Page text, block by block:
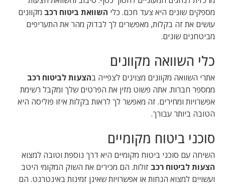
מספקים שונים היא צעד חכם. כלי השוואת ביטוח רכב מקוונים
עושים את זה בקלות, מאפשרים לך לבדוק מהר את התעריפים
מביטחנים שונים.
כלי השוואה מקוונים
אתרי השוואה מקוונים מצוינים לצפייה בהצעות לביטוח רכב
ממספר חברות. אתה פשוט מזין את הפרטים שלך ומקבל רשימת
אפשרויות ומחירים. זה מאפשר לך לראות בקלות איזו פוליסה היא
הטובה ביותר עבורך.
סוכני ביטוח מקומיים
השיחה עם סוכני ביטוח מקומיים היא דרך נוספת וטובה למצוא
הצעות לביטוח רכב זולות. הם מכירים את השוק המקומי היטב
ועשויים למצוא הנחות או אפשרויות שאינן זמינות באינטרנט. הם